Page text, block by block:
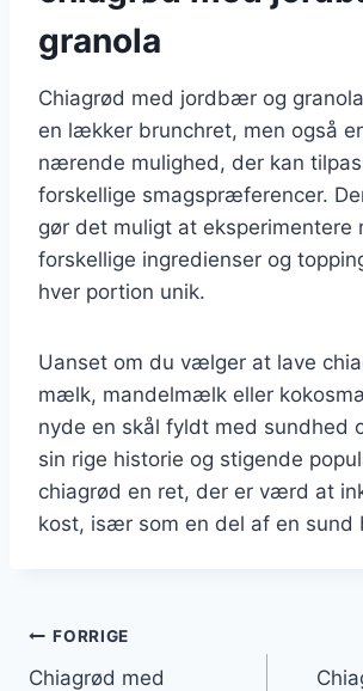
granola
Chiagrød med jordbær og
en lækker brunchret, men også
nærende mulighed, der kan
forskellige smagspræferencer.
gør det muligt at eksperimentere
forskellige ingredienser og
hver portion unik.
Uanset om du vælger at lave
mælk, mandelmælk eller
nyde en skål fyldt med sundhed
sin rige historie og stigende
chiagrød en ret, der er værd at
kost, især som en del af en sund
Indlægsnavigation
FORRIGE
Chiagrød med